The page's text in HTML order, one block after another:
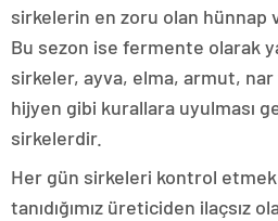
sirkelerin en zoru olan hünnap
Bu sezon ise fermente olarak
sirkeler, ayva, elma, armut,
hijyen gibi kurallara uyulması
sirkelerdir.
Her gün sirkeleri kontrol
tanıdığımız üreticiden ilaçsız